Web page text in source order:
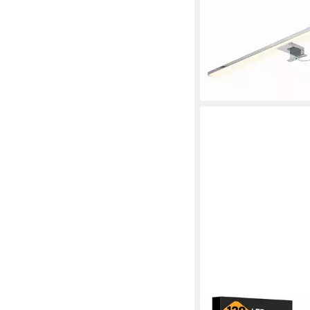
lieferbar - in 2-3